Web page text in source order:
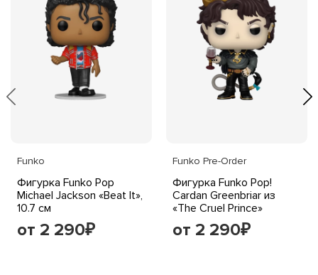
Funko
Фигурка Funko Pop
Michael Jackson «Beat It»,
10.7 см
от 2 290₽
Funko Pre-Order
Фигурка Funko Pop!
Cardan Greenbriar из
«The Cruel Prince»
от 2 290₽